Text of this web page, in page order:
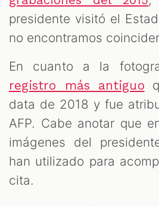
presidente visitó el
no encontramos
En cuanto a la
registro más antiguo
data de 2018 y fue
AFP. Cabe anotar que
imágenes del
han utilizado para
cita.